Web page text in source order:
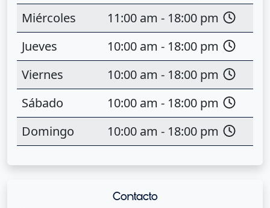
Miércoles
11:00 am - 18:00 pm
Jueves
10:00 am - 18:00 pm
Viernes
10:00 am - 18:00 pm
Sábado
10:00 am - 18:00 pm
Domingo
10:00 am - 18:00 pm
Contacto